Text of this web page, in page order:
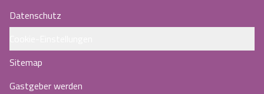
Datenschutz
Sitemap
Gastgeber werden